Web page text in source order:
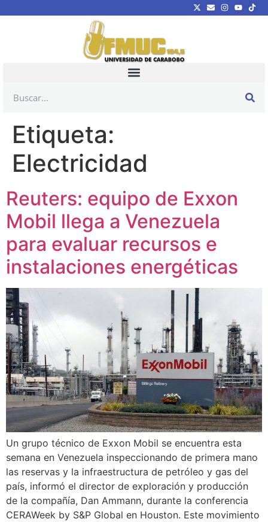
Etiqueta:
Electricidad
Reuters: equipo de Exxon
Mobil llega a Venezuela
para evaluar recursos e
instalaciones energéticas
Un grupo técnico de Exxon Mobil se encuentra esta
semana en Venezuela inspeccionando de primera mano
las reservas y la infraestructura de petróleo y gas del
país, informó el director de exploración y producción
de la compañía, Dan Ammann, durante la conferencia
CERAWeek by S&P Global en Houston. Este movimiento